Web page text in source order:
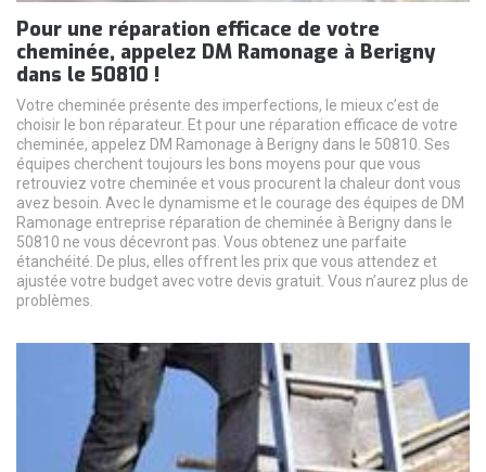
Pour une réparation efficace de votre
cheminée, appelez DM Ramonage à Berigny
dans le 50810 !
Votre cheminée présente des imperfections, le mieux c’est de
choisir le bon réparateur. Et pour une réparation efficace de votre
cheminée, appelez DM Ramonage à Berigny dans le 50810. Ses
équipes cherchent toujours les bons moyens pour que vous
retrouviez votre cheminée et vous procurent la chaleur dont vous
avez besoin. Avec le dynamisme et le courage des équipes de DM
Ramonage entreprise réparation de cheminée à Berigny dans le
50810 ne vous décevront pas. Vous obtenez une parfaite
étanchéité. De plus, elles offrent les prix que vous attendez et
ajustée votre budget avec votre devis gratuit. Vous n’aurez plus de
problèmes.